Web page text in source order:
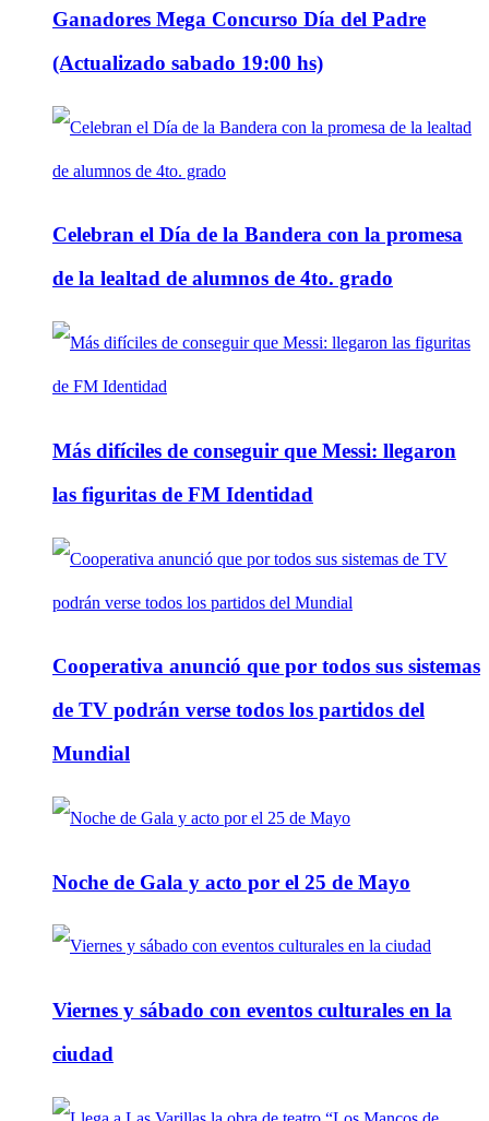
Ganadores Mega Concurso Día del Padre
(Actualizado sabado 19:00 hs)
Celebran el Día de la Bandera con la promesa
de la lealtad de alumnos de 4to. grado
Más difíciles de conseguir que Messi: llegaron
las figuritas de FM Identidad
Cooperativa anunció que por todos sus sistemas
de TV podrán verse todos los partidos del
Mundial
Noche de Gala y acto por el 25 de Mayo
Viernes y sábado con eventos culturales en la
ciudad